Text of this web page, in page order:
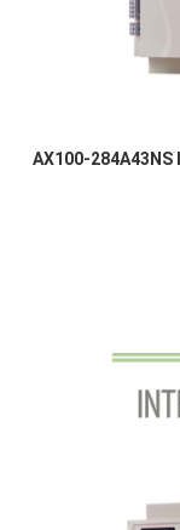
AX100-